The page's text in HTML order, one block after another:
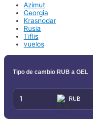
Azimut
Georgia
Krasnodar
Rusia
Tiflis
vuelos
Tipo de cambio RUB a GEL